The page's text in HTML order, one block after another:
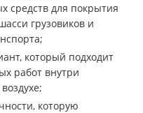
средств для покрытия
грузовиков и
который подходит
работ внутри
которую